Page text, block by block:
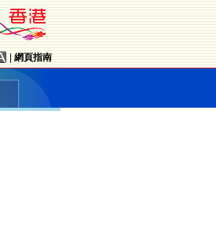
網頁指南